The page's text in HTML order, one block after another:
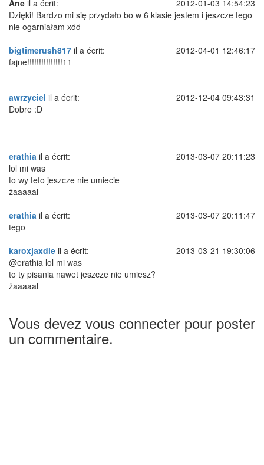
Ane il a écrit:
2012-01-03 14:54:23
Dzięki! Bardzo mi się przydało bo w 6 klasie jestem i jeszcze tego
nie ogarniałam xdd
bigtimerush817 il a écrit:
2012-04-01 12:46:17
fajne!!!!!!!!!!!!!!!11
awrzyciel il a écrit:
2012-12-04 09:43:31
Dobre :D
erathia il a écrit:
2013-03-07 20:11:23
lol mi was
to wy tefo jeszcze nie umiecie
żaaaaal
erathia il a écrit:
2013-03-07 20:11:47
tego
karoxjaxdie il a écrit:
2013-03-21 19:30:06
@erathia lol mi was
to ty pisania nawet jeszcze nie umiesz?
żaaaaal
Vous devez vous connecter pour poster
un commentaire.